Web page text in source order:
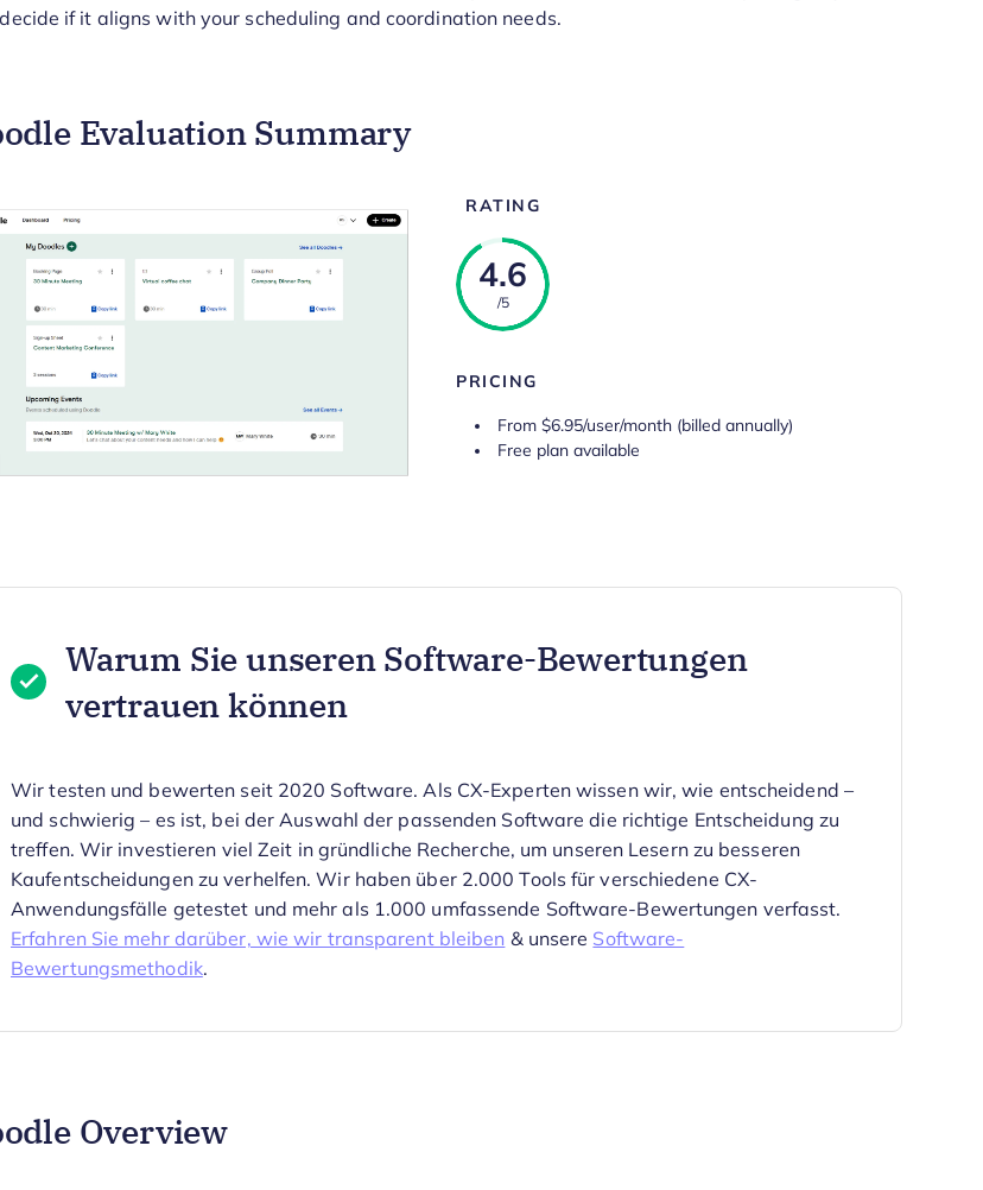
if it aligns with your scheduling and coordination needs.
Evaluation Summary
RATING
4.6
/5
PRICING
From $6.95/user/month (billed annually)
Free plan available
Warum Sie unseren Software-Bewertungen
vertrauen können
Wir testen und bewerten seit 2020 Software. Als CX-Experten wissen wir, wie entscheidend –
und schwierig – es ist, bei der Auswahl der passenden Software die richtige Entscheidung zu
treffen. Wir investieren viel Zeit in gründliche Recherche, um unseren Lesern zu besseren
Kaufentscheidungen zu verhelfen. Wir haben über 2.000 Tools für verschiedene CX-
Anwendungsfälle getestet und mehr als 1.000 umfassende Software-Bewertungen verfasst.
Erfahren Sie mehr darüber, wie wir transparent bleiben & unsere Software-
Bewertungsmethodik.
Overview